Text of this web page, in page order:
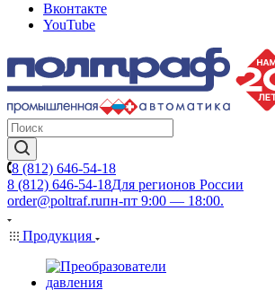
Вконтакте
YouTube
8 (812) 646-54-18
8 (812) 646-54-18Для регионов России
order@poltraf.ruпн-пт 9:00 — 18:00.
Продукция